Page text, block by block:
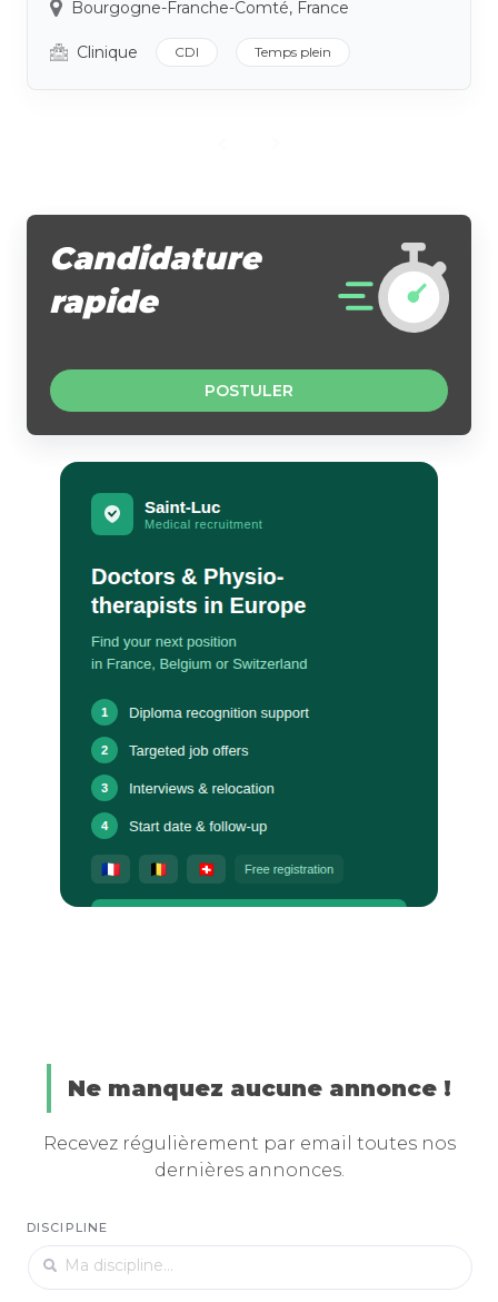
Bourgogne-Franche-Comté, France
Clinique CDI Temps plein
Candidature
rapide
POSTULER
Ne manquez aucune annonce !
Recevez régulièrement par email toutes nos
dernières annonces.
DISCIPLINE